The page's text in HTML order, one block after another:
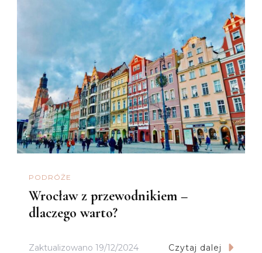
PODRÓŻE
Wrocław z przewodnikiem –
dlaczego warto?
Zaktualizowano 19/12/2024 Czytaj dalej